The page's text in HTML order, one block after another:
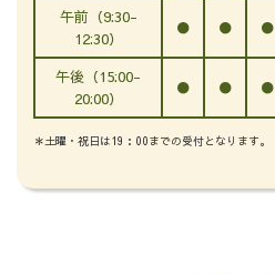
午前（9:30-
12:30）
● ● ●
午後（15:00-
20:00）
● ● ●
＊土曜・祝日は19：00までの受付となります。